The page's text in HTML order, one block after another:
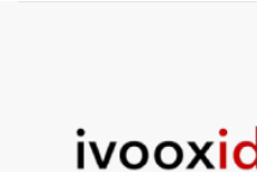
Kuasa Hukum Klaim 995
Jaksel Berizin, Bantah
Narkoba